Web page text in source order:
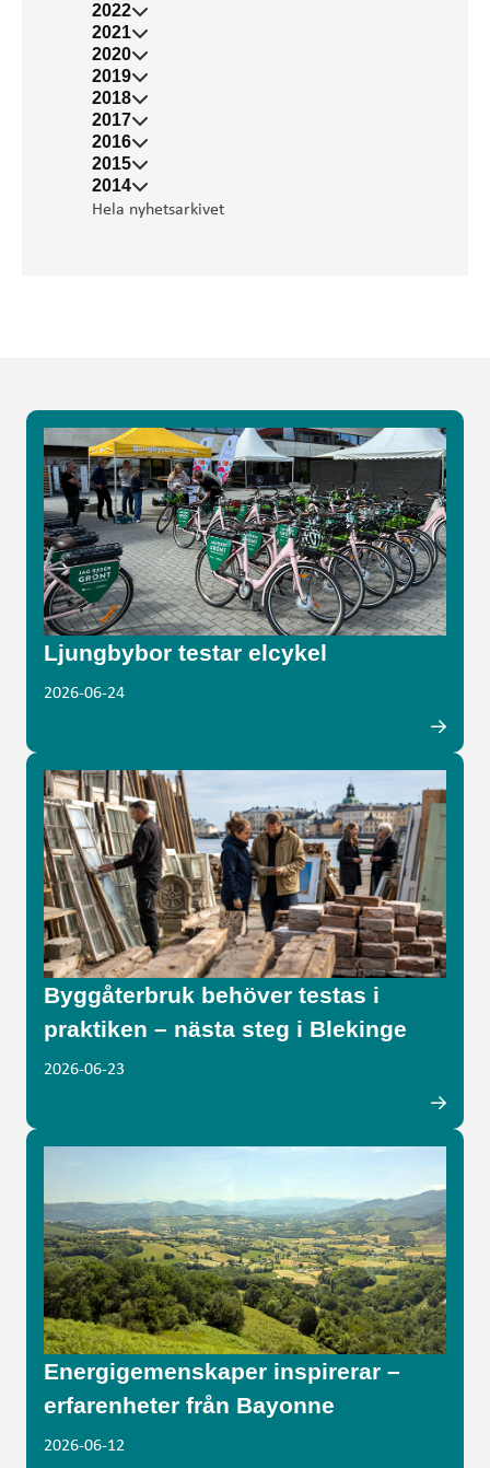
2022
2021
2020
2019
2018
2017
2016
2015
2014
Hela nyhetsarkivet
Ljungbybor testar elcykel
2026-06-24
Byggåterbruk behöver testas i
praktiken – nästa steg i Blekinge
2026-06-23
Energigemenskaper inspirerar –
erfarenheter från Bayonne
2026-06-12